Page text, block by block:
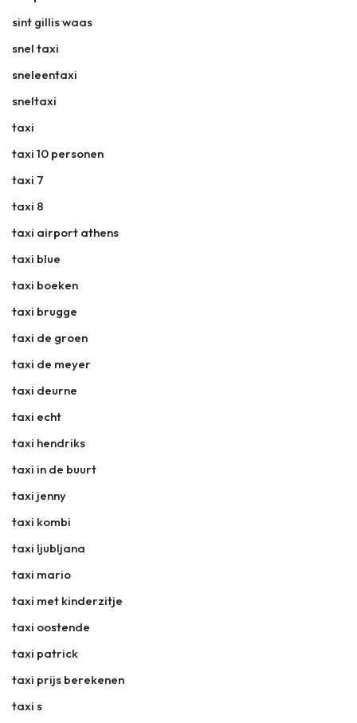
sint gillis waas
snel taxi
sneleentaxi
sneltaxi
taxi
taxi 10 personen
taxi 7
taxi 8
taxi airport athens
taxi blue
taxi boeken
taxi brugge
taxi de groen
taxi de meyer
taxi deurne
taxi echt
taxi hendriks
taxi in de buurt
taxi jenny
taxi kombi
taxi ljubljana
taxi mario
taxi met kinderzitje
taxi oostende
taxi patrick
taxi prijs berekenen
taxi s